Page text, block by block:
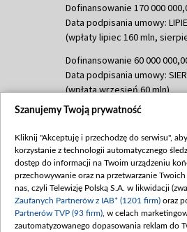
Dofinansowanie 170 000
Data podpisania umowy:
(wpłaty lipiec 160 mln,
Dofinansowanie 60 000
Data podpisania umowy:
(wpłata wrzesień 60 mln)
Dofinansowanie 635 783
(wpłata wrzesień 100 mln,
mln, listopad 265 mln)
Dofinansowanie 48 862
Data podpisania umowy:
(wpłata grudzień 60,548 mln)
Szanujemy Twoją prywatność
Kliknij "Akceptuję i przechodzę do serwisu",
korzystanie z technologii automatycznego
dostęp do informacji na Twoim urządzeniu
przechowywanie oraz na przetwarzanie
nas, czyli Telewizję Polską S.A. w likwidacji
Zaufanych Partnerów z IAB* (1201 firm) oraz
Partnerów TVP (93 firm) , w celach
zautomatyzowanego dopasowania reklam do